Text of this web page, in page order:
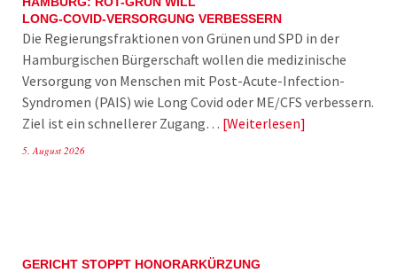
LONG-COVID-VERSORGUNG VERBESSERN
Die Regierungsfraktionen von Grünen und SPD in der
Hamburgischen Bürgerschaft wollen die medizinische
Versorgung von Menschen mit Post-Acute-Infection-
Syndromen (PAIS) wie Long Covid oder ME/CFS verbessern.
Ziel ist ein schnellerer Zugang… Weiterlesen
5. August 2026
GERICHT STOPPT HONORARKÜRZUNG